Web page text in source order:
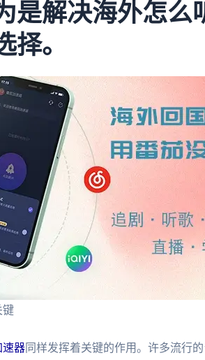
是解决海外怎么
择。
键
速器 同样发挥着关键的作用。许多流行